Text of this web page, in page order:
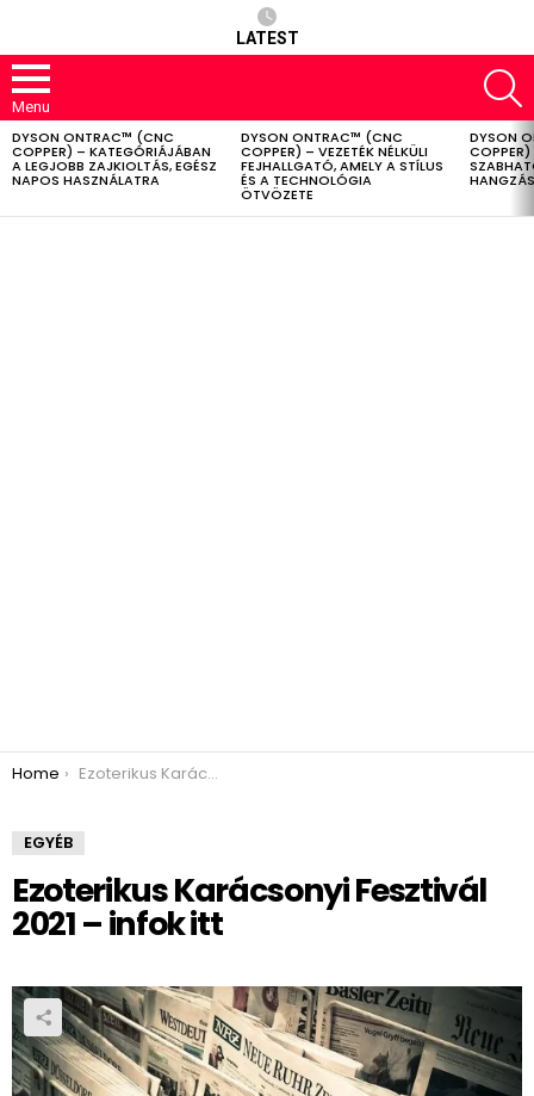
LATEST
Menu
LATEST
STORIES
DYSON ONTRAC™ (CNC
COPPER) – KATEGÓRIÁJÁBAN
A LEGJOBB ZAJKIOLTÁS, EGÉSZ
NAPOS HASZNÁLATRA
DYSON ONTRAC™ (CNC
COPPER) – VEZETÉK NÉLKÜLI
FEJHALLGATÓ, AMELY A STÍLUS
ÉS A TECHNOLÓGIA
ÖTVÖZETE
DYSON
COPPER)
You are here:
Home Ezoterikus Karácsonyi Fesztivál 2021 – infok itt
EGYÉB
Ezoterikus Karácsonyi Fesztivál
2021 – infok itt